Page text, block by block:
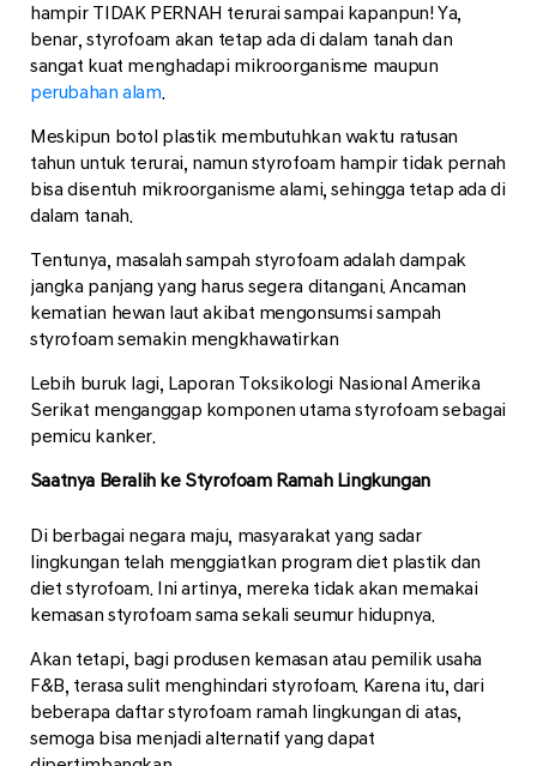
hampir TIDAK PERNAH terurai sampai kapanpun! Ya,
benar, styrofoam akan tetap ada di dalam tanah dan
sangat kuat menghadapi mikroorganisme maupun
perubahan alam.
Meskipun botol plastik membutuhkan waktu ratusan
tahun untuk terurai, namun styrofoam hampir tidak pernah
bisa disentuh mikroorganisme alami, sehingga tetap ada di
dalam tanah.
Tentunya, masalah sampah styrofoam adalah dampak
jangka panjang yang harus segera ditangani. Ancaman
kematian hewan laut akibat mengonsumsi sampah
styrofoam semakin mengkhawatirkan
Lebih buruk lagi, Laporan Toksikologi Nasional Amerika
Serikat menganggap komponen utama styrofoam sebagai
pemicu kanker.
Saatnya Beralih ke Styrofoam Ramah Lingkungan
Di berbagai negara maju, masyarakat yang sadar
lingkungan telah menggiatkan program diet plastik dan
diet styrofoam. Ini artinya, mereka tidak akan memakai
kemasan styrofoam sama sekali seumur hidupnya.
Akan tetapi, bagi produsen kemasan atau pemilik usaha
F&B, terasa sulit menghindari styrofoam. Karena itu, dari
beberapa daftar styrofoam ramah lingkungan di atas,
semoga bisa menjadi alternatif yang dapat